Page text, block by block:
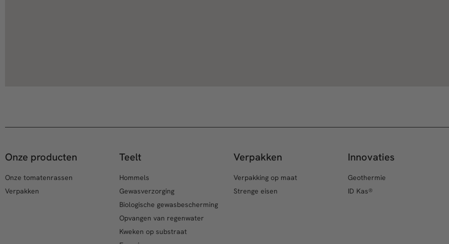
Onze producten
Onze tomatenrassen
Verpakken
Teelt
Hommels
Gewasverzorging
Biologische gewasbescherming
Opvangen van regenwater
Kweken op substraat
Verpakken
Verpakking op maat
Strenge eisen
Innovaties
Geothermie
ID Kas®